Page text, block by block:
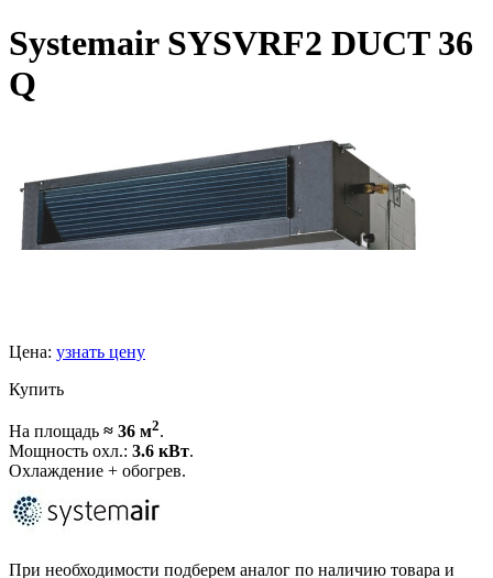
Systemair SYSVRF2 DUCT 36
Q
Цена: узнать цену
Купить
На площадь ≈ 36 м2.
Мощность охл.: 3.6 кВт.
Охлаждение + обогрев.
При необходимости подберем аналог по наличию товара и